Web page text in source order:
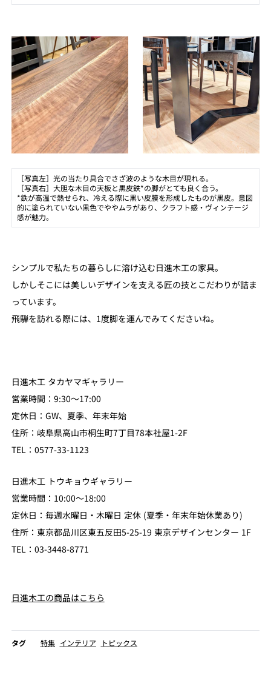
［写真左］光の当たり具合でさざ波のような木目が現れる。
［写真右］大胆な木目の天板と黒皮鉄*の脚がとても良く合う。
*鉄が高温で熱せられ、冷える際に黒い皮膜を形成したものが黒皮。意図
的に塗られていない黒色でややムラがあり、クラフト感・ヴィンテージ
感が魅力。
シンプルで私たちの暮らしに溶け込む日進木工の家具。
しかしそこには美しいデザインを支える匠の技とこだわりが詰ま
っています。
飛騨を訪れる際には、1度脚を運んでみてくださいね。
日進木工 タカヤマギャラリー
営業時間：9:30〜17:00
定休日：GW、夏季、年末年始
住所：岐阜県高山市桐生町7丁目78本社屋1-2F
TEL：0577-33-1123
日進木工 トウキョウギャラリー
営業時間：10:00〜18:00
定休日：毎週水曜日・木曜日 定休 (夏季・年末年始休業あり)
住所：東京都品川区東五反田5-25-19 東京デザインセンター 1F
TEL：03-3448-8771
日進木工の商品はこちら
タグ 特集 インテリア トピックス